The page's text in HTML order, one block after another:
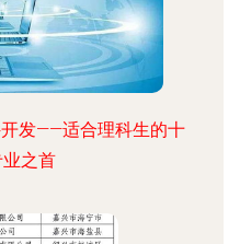
发——适合理科生的十
之首